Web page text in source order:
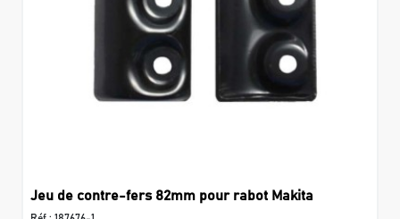
Jeu de contre-fers 82mm pour rabot Makita